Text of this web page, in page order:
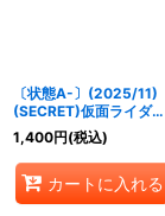
〔状態A-〕(2025/11)
(SECRET)仮面ライダー
滅スティングスコーピオ
ン[3]【M-SEC】
{CB34-039}《多》
1,400円(税込)
カートに入れる